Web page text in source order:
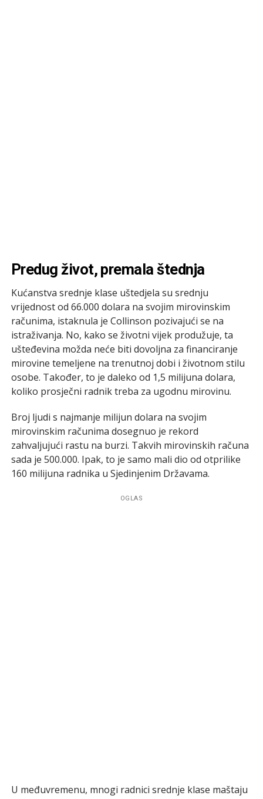
Predug život, premala štednja
Kućanstva srednje klase uštedjela su srednju
vrijednost od 66.000 dolara na svojim mirovinskim
računima, istaknula je Collinson pozivajući se na
istraživanja. No, kako se životni vijek produžuje, ta
ušteđevina možda neće biti dovoljna za financiranje
mirovine temeljene na trenutnoj dobi i životnom stilu
osobe. Također, to je daleko od 1,5 milijuna dolara,
koliko prosječni radnik treba za ugodnu mirovinu.
Broj ljudi s najmanje milijun dolara na svojim
mirovinskim računima dosegnuo je rekord
zahvaljujući rastu na burzi. Takvih mirovinskih računa
sada je 500.000. Ipak, to je samo mali dio od otprilike
160 milijuna radnika u Sjedinjenim Državama.
OGLAS
U međuvremenu, mnogi radnici srednje klase maštaju